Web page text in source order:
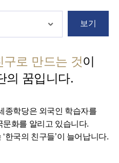
보기
로 만드는 것이
의 꿈입니다.
종학당은 외국인 학습자를
화를 알리고 있습니다.
한국의 친구들’이 늘어납니다.